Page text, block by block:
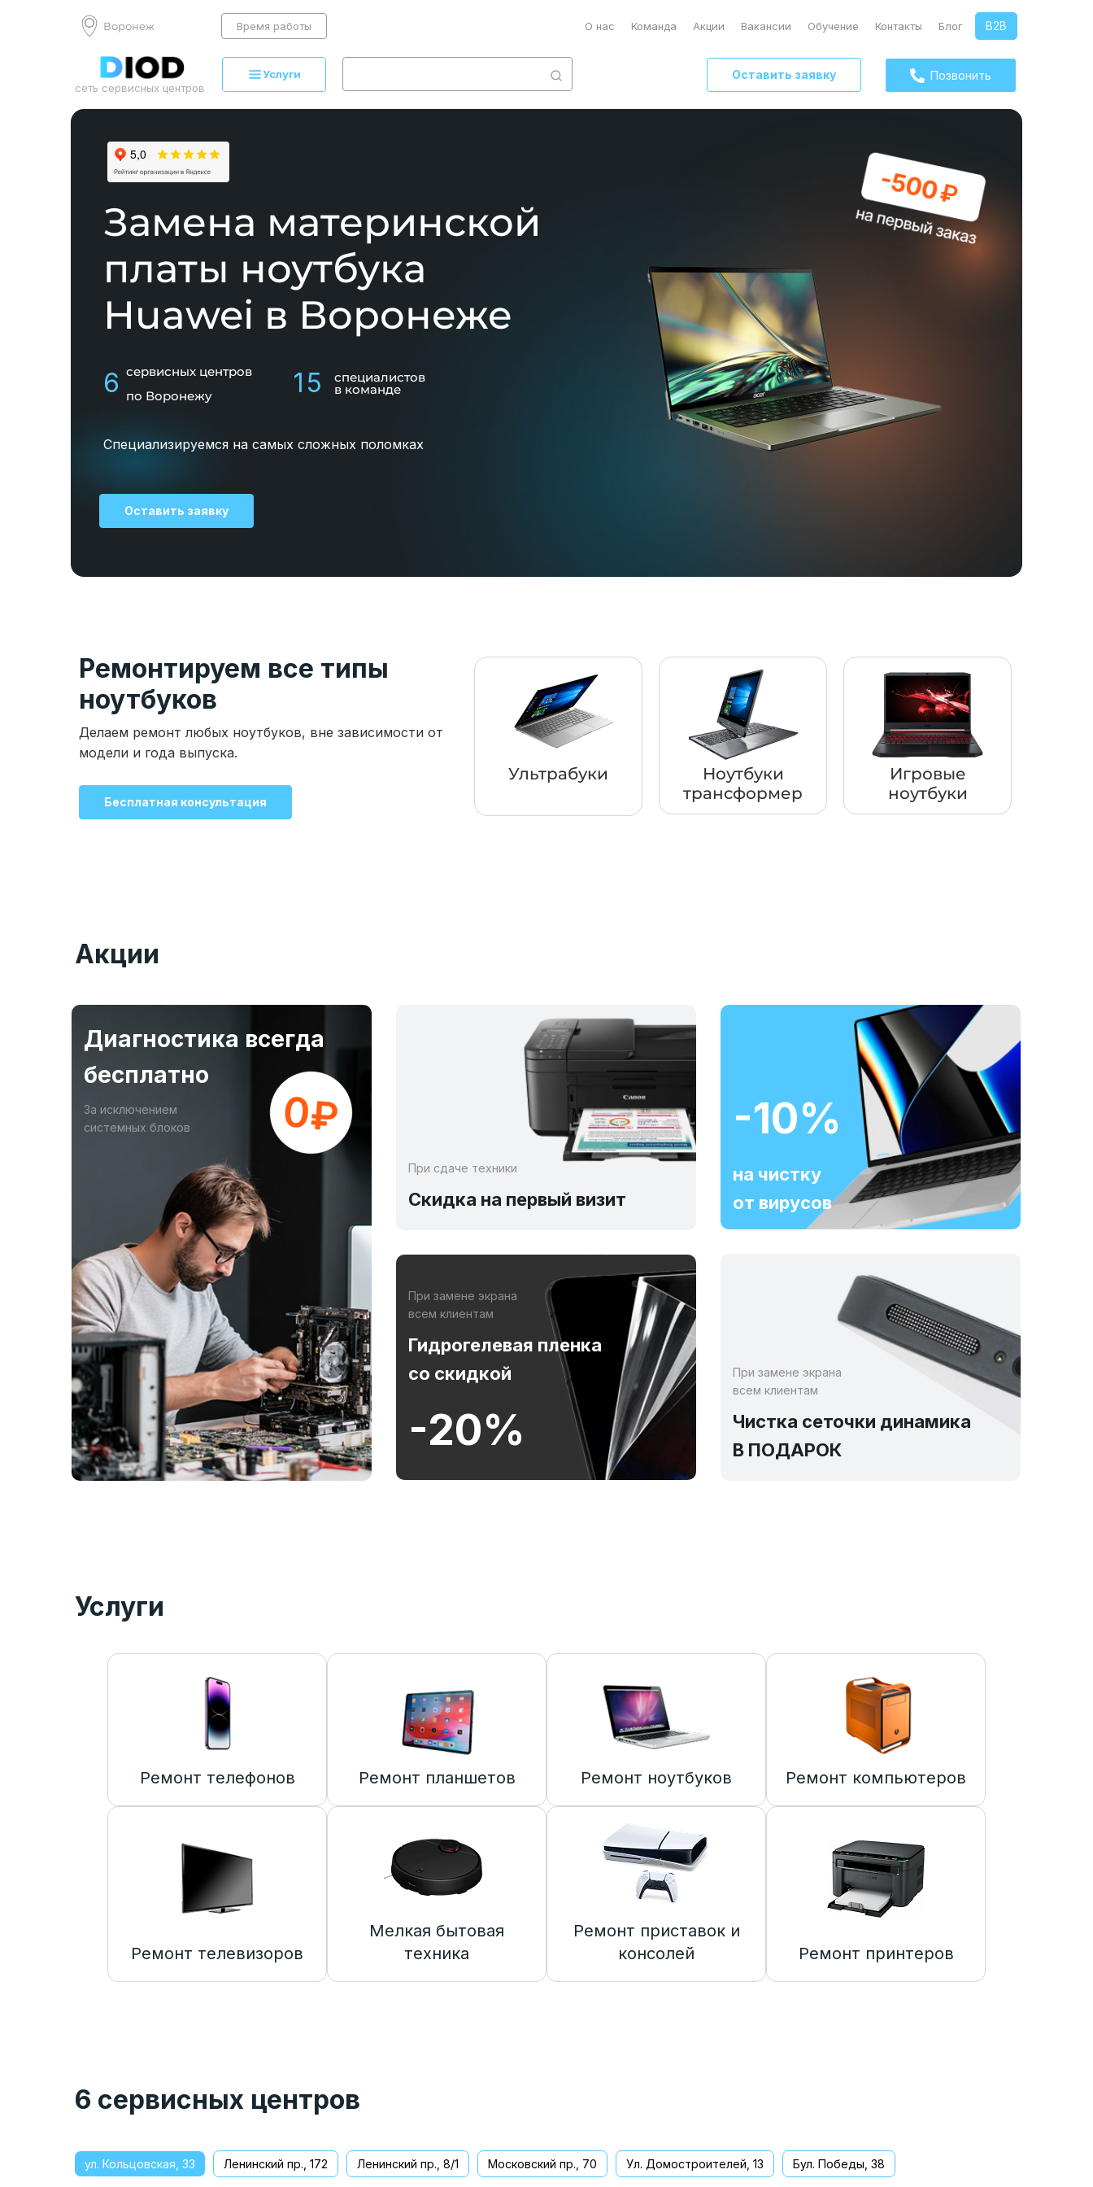
Воронеж Время работы О нас Команда Акции Вакансии Обучение Контакты Блог B2B
сеть сервисных центров
Услуги Оставить заявку Позвонить
Замена материнской
платы ноутбука
Huawei в Воронеже
6 сервисных центров
по Воронежу
15 специалистов
в команде
Специализируемся на самых сложных поломках
Оставить заявку
Ремонтируем все типы
ноутбуков
Делаем ремонт любых ноутбуков, вне зависимости от
модели и года выпуска.
Бесплатная консультация
Ультрабуки
Ноутбуки
трансформер
Игровые
ноутбуки
Акции
Диагностика всегда
бесплатно
За исключением
системных блоков
При сдаче техники
Скидка на первый визит
При замене экрана
всем клиентам
Гидрогелевая пленка
со скидкой
-20%
-10%
на чистку
от вирусов
При замене экрана
всем клиентам
Чистка сеточки динамика
В ПОДАРОК
Услуги
Ремонт телефонов Ремонт планшетов Ремонт ноутбуков Ремонт компьютеров
Ремонт телевизоров
Мелкая бытовая
техника
Ремонт приставок и
консолей
Ремонт принтеров
6 сервисных центров
ул. Кольцовская, 33 Ленинский пр., 172 Ленинский пр., 8/1 Московский пр., 70 Ул. Домостроителей, 13 Бул. Победы, 38